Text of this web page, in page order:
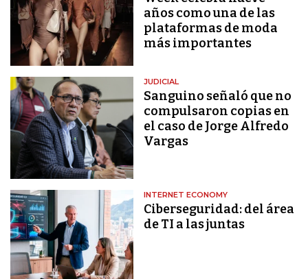
años como una de las
plataformas de moda
más importantes
JUDICIAL
Sanguino señaló que no
compulsaron copias en
el caso de Jorge Alfredo
Vargas
INTERNET ECONOMY
Ciberseguridad: del área
de TI a las juntas